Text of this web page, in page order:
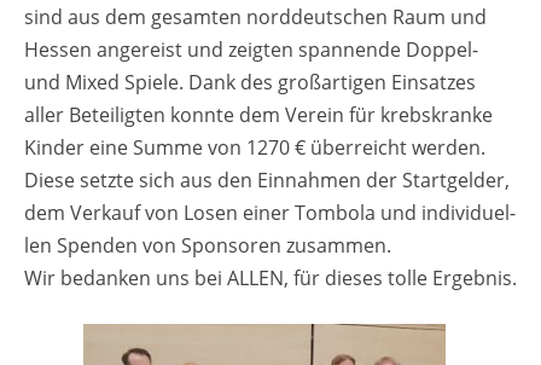
sind aus dem ge­sam­ten nord­deut­schen Raum und
Hes­sen an­ge­reist und zeig­ten span­nen­de Dop­pel-
und Mixed Spie­le. Dank des gro­ß­ar­ti­gen Ein­sat­zes
aller Be­tei­lig­ten konn­te dem Ver­ein für krebs­kran­ke
Kin­der eine Summe von 1270 € über­reicht wer­den.
Diese setz­te sich aus den Ein­nah­men der Start­gel­der,
dem Ver­kauf von Losen einer Tom­bo­la und in­di­vi­du­el­
len Spen­den von Spon­so­ren zu­sam­men.
Wir be­dan­ken uns bei ALLEN, für die­ses tolle Er­geb­nis.